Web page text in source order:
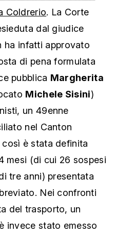
Coldrerio. La Corte
dal giudice
ha infatti approvato
di pena formulata
pubblica Margherita
Michele Sisini)
un 49enne
nel Canton
così è stata definita
mesi (di cui 26 sospesi
tre anni) presentata
Nei confronti
del trasporto, un
invece stato emesso